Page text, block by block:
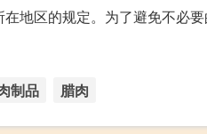
地区的规定。为了避免不必
制品 腊肉